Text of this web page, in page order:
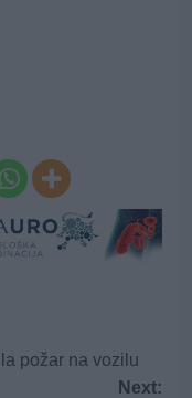
požar na vozilu
Next: